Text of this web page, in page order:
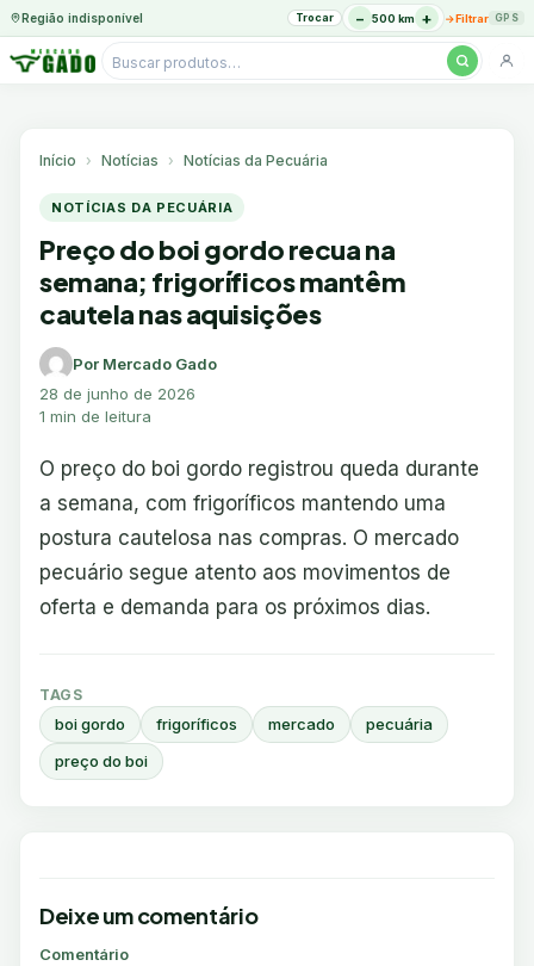
Região indisponível Trocar − 500 km + →Filtrar GPS
Pesquisar
Início Notícias Notícias da Pecuária
NOTÍCIAS DA PECUÁRIA
Preço do boi gordo recua na
semana; frigoríficos mantêm
cautela nas aquisições
Por Mercado Gado
28 de junho de 2026
1 min de leitura
O preço do boi gordo registrou queda durante
a semana, com frigoríficos mantendo uma
postura cautelosa nas compras. O mercado
pecuário segue atento aos movimentos de
oferta e demanda para os próximos dias.
TAGS
boi gordo frigoríficos mercado
pecuária
preço do boi
Deixe um comentário
Comentário